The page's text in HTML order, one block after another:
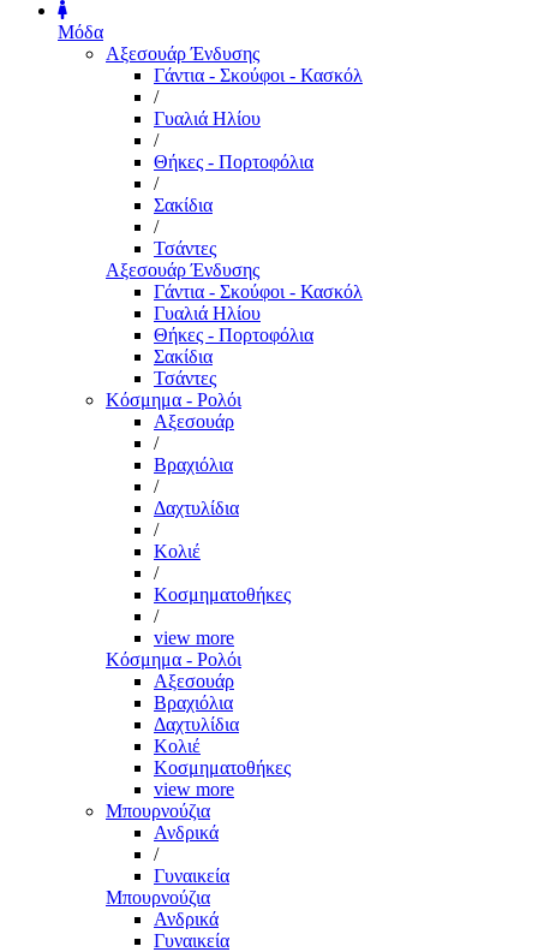
Μόδα
Αξεσουάρ Ένδυσης
Γάντια - Σκούφοι - Κασκόλ
/
Γυαλιά Ηλίου
/
Θήκες - Πορτοφόλια
/
Σακίδια
/
Τσάντες
Αξεσουάρ Ένδυσης
Γάντια - Σκούφοι - Κασκόλ
Γυαλιά Ηλίου
Θήκες - Πορτοφόλια
Σακίδια
Τσάντες
Κόσμημα - Ρολόι
Αξεσουάρ
/
Βραχιόλια
/
Δαχτυλίδια
/
Κολιέ
/
Κοσμηματοθήκες
/
view more
Κόσμημα - Ρολόι
Αξεσουάρ
Βραχιόλια
Δαχτυλίδια
Κολιέ
Κοσμηματοθήκες
view more
Μπουρνούζια
Ανδρικά
/
Γυναικεία
Μπουρνούζια
Ανδρικά
Γυναικεία